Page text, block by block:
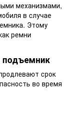
механизмами,
в случае
Этому
ремни
подъемник
срок
во время